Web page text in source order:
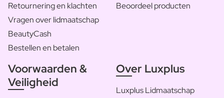
Retournering en klachten
Vragen over lidmaatschap
BeautyCash
Bestellen en betalen
Beoordeel producten
Voorwaarden &
Veiligheid
Over Luxplus
Luxplus Lidmaatschap